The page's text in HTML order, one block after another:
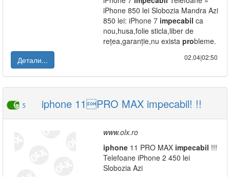
iPhone 850 lei Slobozia Mandra Azi
850 lei: iPhone 7 impecabil ca
nou,husa,folie sticla,liber de
rețea,garanție,nu exista probleme.
Детали...
02.04|02:50
5 iphone 11PRO MAX impecabil! !!
www.olx.ro
iphone 11 PRO MAX impecabil !!!
Telefoane iPhone 2 450 lei
Slobozia Azi